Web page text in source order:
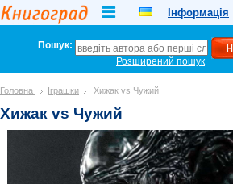
Інформація
Пошук:
Розширений пошук
Головна Іграшки Хижак vs Чужий
Хижак vs Чужий